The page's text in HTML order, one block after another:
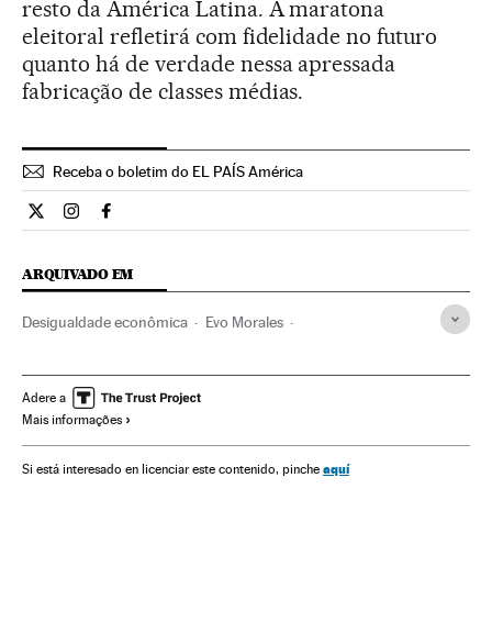
resto da América Latina. A maratona
eleitoral refletirá com fidelidade no futuro
quanto há de verdade nessa apressada
fabricação de classes médias.
Receba o boletim do EL PAÍS América
Opiniao El País Brasil en Twitter
Opiniao El País Brasil en Instagram
Opiniao El País Brasil en Facebook
ARQUIVADO EM
Desigualdade econômica Evo Morales
Eleições presidenciais América Latina
América do Sul
Política Eleições 2014
Adere a
Mais informações
Si está interesado en licenciar este contenido, pinche aquí